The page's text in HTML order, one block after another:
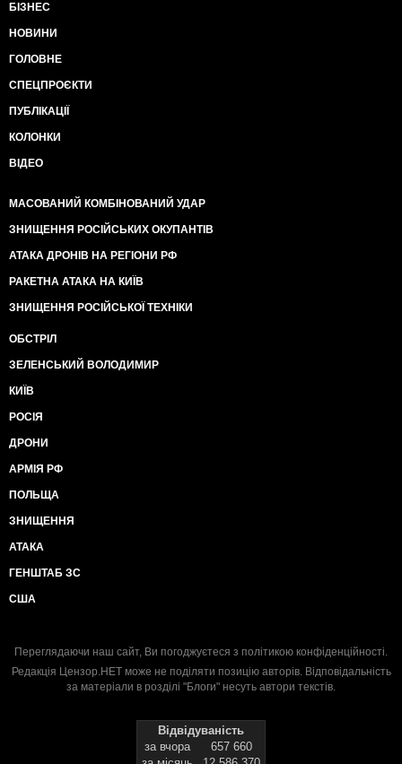
БІЗНЕС
НОВИНИ
ГОЛОВНЕ
СПЕЦПРОЄКТИ
ПУБЛІКАЦІЇ
КОЛОНКИ
ВІДЕО
МАСОВАНИЙ КОМБІНОВАНИЙ УДАР
ЗНИЩЕННЯ РОСІЙСЬКИХ ОКУПАНТІВ
АТАКА ДРОНІВ НА РЕГІОНИ РФ
РАКЕТНА АТАКА НА КИЇВ
ЗНИЩЕННЯ РОСІЙСЬКОЇ ТЕХНІКИ
ОБСТРІЛ
ЗЕЛЕНСЬКИЙ ВОЛОДИМИР
КИЇВ
РОСІЯ
ДРОНИ
АРМІЯ РФ
ПОЛЬЩА
ЗНИЩЕННЯ
АТАКА
ГЕНШТАБ ЗС
США
Переглядаючи наш сайт, Ви погоджуєтеся з політикою конфіденційності.
Редакція Цензор.НЕТ може не поділяти позицію авторів. Відповідальність
за матеріали в розділі "Блоги" несуть автори текстів.
Відвідуваність
за вчора
657 660